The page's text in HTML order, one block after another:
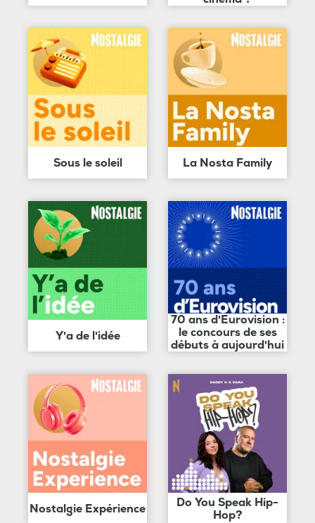
Sous le soleil La Nosta Family
Y'a de l'idée
70 ans d'Eurovision :
le concours de ses
débuts à aujourd'hui
Nostalgie Expérience
Do You Speak Hip-
Hop?